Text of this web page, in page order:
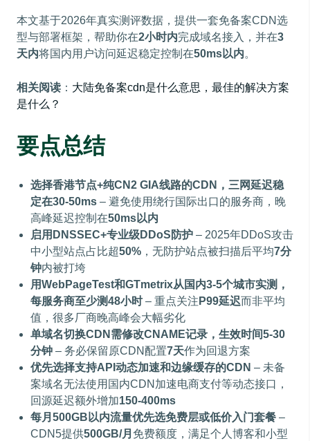
本文基于2026年真实测评数据，提供一套免备案CDN选
型与部署框架，帮助你在2小时内完成域名接入，并在3
天内将国内用户访问延迟稳定控制在50ms以内。
相关阅读 ： 大陆免备案cdn是什么意思，最佳的解决方案
是什么？
要点总结
选择香港节点+纯CN2 GIA线路的CDN，三网延迟稳
定在30-50ms – 避免使用绕行国际出口的服务商，晚
高峰延迟控制在50ms以内
启用DNSSEC+专业级DDoS防护 – 2025年DDoS攻击
中小型站点占比超50% ，无防护站点被扫描后平均7分
钟内被打垮
用WebPageTest和GTmetrix从国内3-5个城市实测，
每服务商至少测48小时– 重点关注 P99延迟而非平均
值，很多厂商晚高峰会大幅劣化
单域名切换CDN需修改CNAME记录，生效时间5-30
分钟 – 务必保留原CDN配置7天作为回退方案
优先选择支持API动态加速和边缘缓存的CDN – 未备
案域名无法使用国内CDN加速电商支付等动态接口，
回源延迟额外增加150-400ms
每月500GB以内流量优先选免费层或低价入门套餐 –
CDN5提供500GB/月 免费额度，满足个人博客和小型